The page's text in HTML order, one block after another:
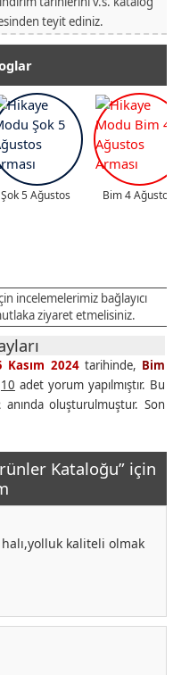
teyit ediniz.
Şok 5 Ağustos Bim 4 Ağustos
incelemelerimiz bağlayıcı
ziyaret etmelisiniz.
Kasım 2024tarihinde, Bim
10 adet yorum yapılmıştır. Bu
anında oluşturulmuştur. Son
Kataloğu” için
kaliteli olmak